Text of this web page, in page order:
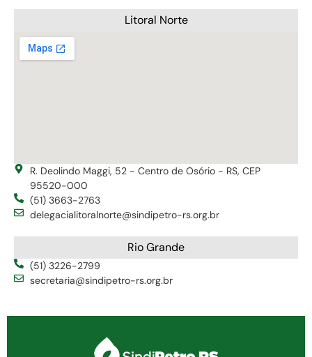
Litoral Norte
R. Deolindo Maggi, 52 - Centro de Osório - RS, CEP
95520-000
(51) 3663-2763
delegacialitoralnorte@sindipetro-rs.org.br
Rio Grande
(51) 3226-2799
secretaria@sindipetro-rs.org.br